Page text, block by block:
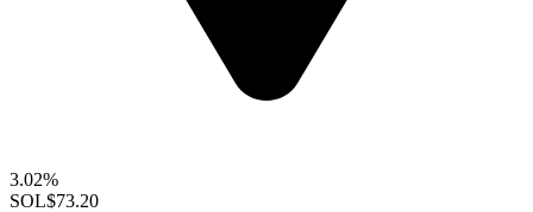
3.02%
SOL$73.20